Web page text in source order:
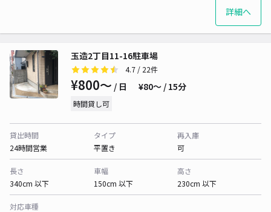
詳細へ
玉造2丁目11-16駐車場
4.7 / 22件
¥800〜 / 日 ¥80〜 / 15分
時間貸し可
貸出時間
24時間営業
タイプ
平置き
再入庫
可
長さ
340cm 以下
車幅
150cm 以下
高さ
230cm 以下
対応車種